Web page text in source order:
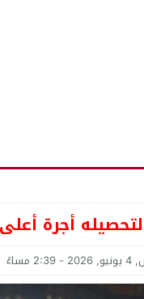
أجرة أعلى